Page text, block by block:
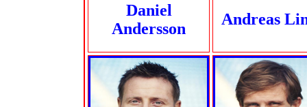
Daniel
Andersson
Andreas